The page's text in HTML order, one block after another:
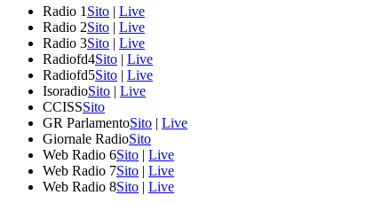
Radio 1 Sito | Live
Radio 2Sito | Live
Radio 3Sito | Live
Radiofd4Sito | Live
Radiofd5Sito | Live
IsoradioSito | Live
CCISSSito
GR ParlamentoSito | Live
Giornale RadioSito
Web Radio 6Sito | Live
Web Radio 7Sito | Live
Web Radio 8Sito | Live